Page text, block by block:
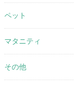
ペット
マタニティ
その他